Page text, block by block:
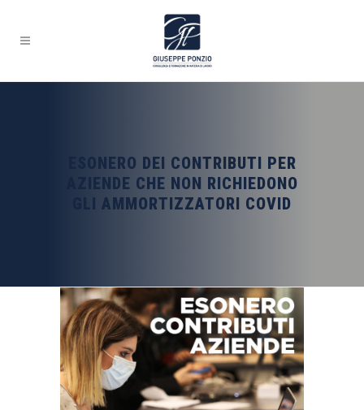
ESONERO DEI CONTRIBUTI PER
AZIENDE CHE NON RICHIEDONO
GLI AMMORTIZZATORI COVID